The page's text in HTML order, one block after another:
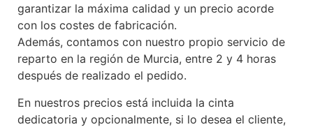
garantizar la máxima calidad y un precio acorde
con los costes de fabricación.
Además, contamos con nuestro propio servicio de
reparto en la región de Murcia, entre 2 y 4 horas
después de realizado el pedido.
En nuestros precios está incluida la cinta
dedicatoria y opcionalmente, si lo desea el cliente,